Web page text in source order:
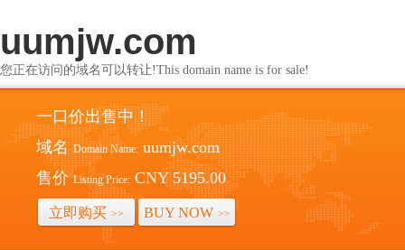
uumjw.com
您正在访问的域名可以转让!This domain name is for sale!
一口价出售中！
域名 Domain Name: uumjw.com
售价 Listing Price: CNY 5195.00
立即购买 >> BUY NOW >>